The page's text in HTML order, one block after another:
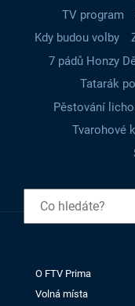
TV program
Kdy budou volby
7 pádů Honzy
Tatarák
Pěstování
Tvarohové
O FTV Prima
Volná místa